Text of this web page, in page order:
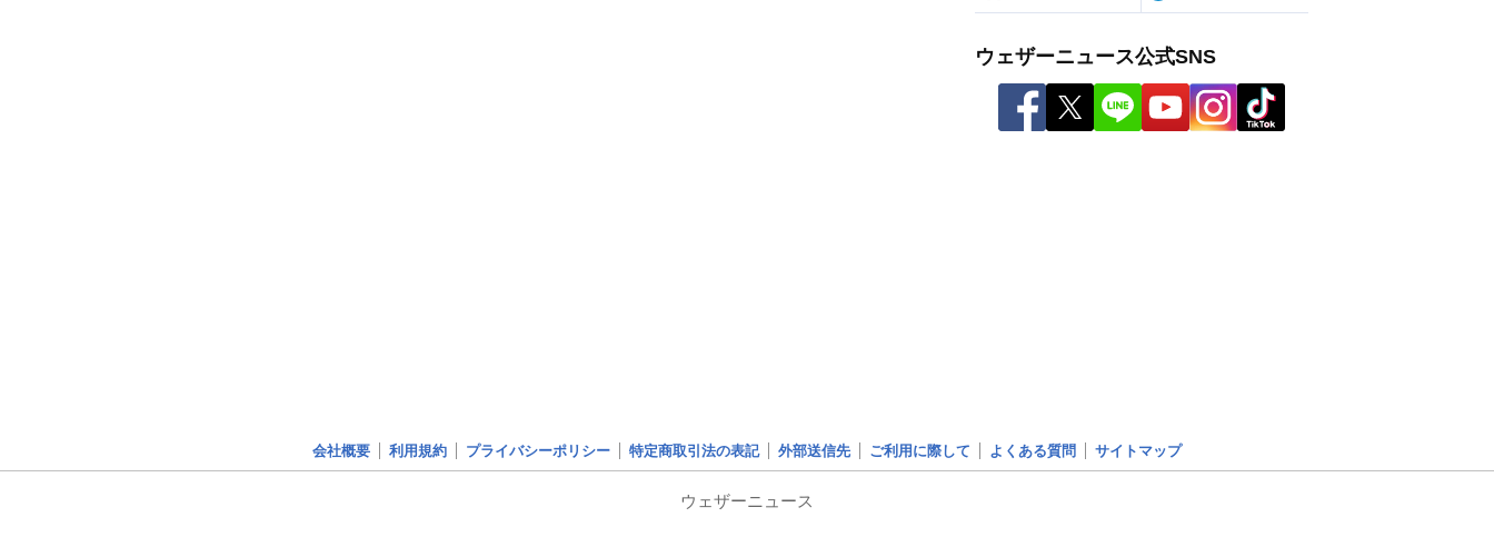
ウェザーニュース公式SNS
会社概要 利用規約 プライバシーポリシー 特定商取引法の表記 外部送信先 ご利用に際して よくある質問 サイトマップ
ウェザーニュース